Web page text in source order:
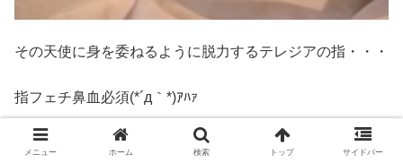
その天使に身を委ねるように脱力するテレジアの指・・・
指フェチ鼻血必須(*´д｀*)ｱﾊｧ
手は口ほどにモノを言う♪
メニュー ホーム 検索 トップ サイドバー